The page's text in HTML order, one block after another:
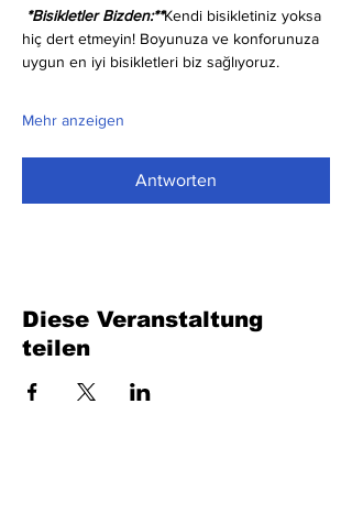
*Bisikletler Bizden:**Kendi bisikletiniz yoksa
hiç dert etmeyin! Boyunuza ve konforunuza
uygun en iyi bisikletleri biz sağlıyoruz.
Mehr anzeigen
Antworten
Diese Veranstaltung
teilen